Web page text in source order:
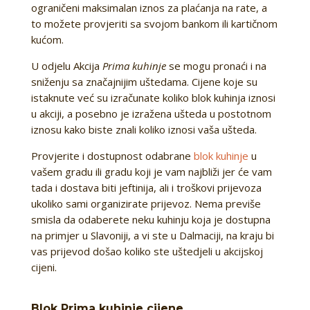
ograničeni maksimalan iznos za plaćanja na rate, a
to možete provjeriti sa svojom bankom ili kartičnom
kućom.
U odjelu Akcija Prima kuhinjese mogu pronaći i na
sniženju sa značajnijim uštedama. Cijene koje su
istaknute već su izračunate koliko blok kuhinja iznosi
u akciji, a posebno je izražena ušteda u postotnom
iznosu kako biste znali koliko iznosi vaša ušteda.
Provjerite i dostupnost odabrane blok kuhinje u
vašem gradu ili gradu koji je vam najbliži jer će vam
tada i dostava biti jeftinija, ali i troškovi prijevoza
ukoliko sami organizirate prijevoz. Nema previše
smisla da odaberete neku kuhinju koja je dostupna
na primjer u Slavoniji, a vi ste u Dalmaciji, na kraju bi
vas prijevod došao koliko ste uštedjeli u akcijskoj
cijeni.